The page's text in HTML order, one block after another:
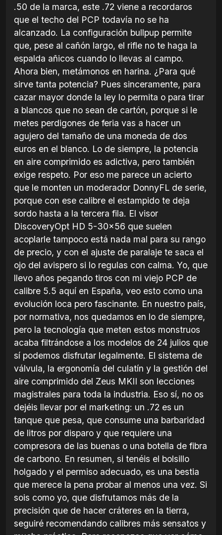
.50 de la marca, este .72 viene a recordaros
que el techo del PCP todavía no se ha
alcanzado. La configuración bullpup permite
que, pese al cañón largo, el rifle no te haga la
espalda añicos cuando lo llevas al campo.
Ahora bien, metámonos en harina. ¿Para qué
sirve tanta potencia? Pues sinceramente, para
cazar mayor donde la ley lo permita o para tirar
a blancos que no sean de cartón, porque si le
metes perdigones de feria vas a hacer un
agujero del tamaño de una moneda de dos
euros en el blanco. Lo de siempre, la potencia
en aire comprimido es adictiva, pero también
exige respeto. Por eso me parece un acierto
que le monten un moderador DonnyFL de serie,
porque con ese calibre el estampido te deja
sordo hasta a la tercera fila. El visor
DiscoveryOpt HD 5-30x56 que suelen
acoplarle tampoco está nada mal para su rango
de precio, y con el ajuste de paralaje te saca el
ojo del avispero si lo regulas con calma. Yo, que
llevo años pegando tiros con mi viejo PCP de
calibre 5.5 aquí en España, veo esto como una
evolución loca pero fascinante. En nuestro país,
por normativa, nos quedamos en lo de siempre,
pero la tecnología que meten estos monstruos
acaba filtrándose a los modelos de 24 julios que
sí podemos disfrutar legalmente. El sistema de
válvula, la ergonomía del culatín y la gestión del
aire comprimido del Zeus MKII son lecciones
magistrales para toda la industria. Eso sí, no os
dejéis llevar por el marketing: un .72 es un
tanque que pesa, que consume una barbaridad
de litros por disparo y que requiere una
compresora de las buenas o una botella de fibra
de carbono. En resumen, si tenéis el bolsillo
holgado y el permiso adecuado, es una bestia
que merece la pena probar al menos una vez. Si
sois como yo, que disfrutamos más de la
precisión que de hacer cráteres en la tierra,
seguiré recomendando calibres más sensatos y